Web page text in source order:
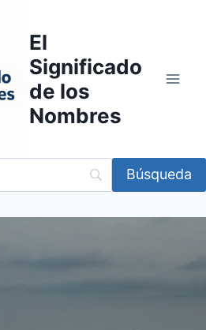
El
Significado
de los
Nombres